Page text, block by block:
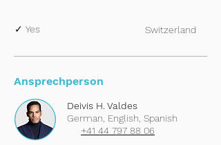
✓ Yes Switzerland
Ansprechperson
Deivis H. Valdes
German, English, Spanish
+41 44 797 88 06